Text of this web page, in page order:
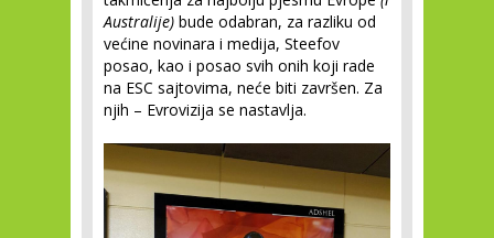
Australije) bude odabran, za razliku od
većine novinara i medija, Steefov
posao, kao i posao svih onih koji rade
na ESC sajtovima, neće biti završen. Za
njih – Evrovizija se nastavlja.